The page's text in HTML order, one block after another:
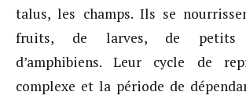
talus, les champs. Ils se
fruits, de larves, de petits
d’amphibiens. Leur cycle de
complexe et la période de